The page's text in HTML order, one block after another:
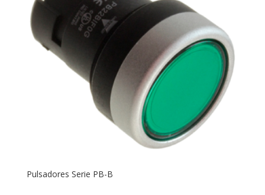
Pulsadores Serie PB-B